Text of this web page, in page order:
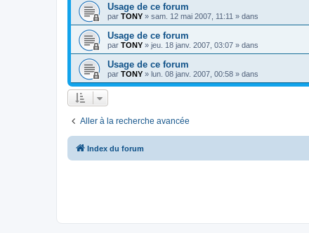
Usage de ce forum
par TONY » sam. 12 mai 2007, 11:11 » dans
Usage de ce forum
par TONY » jeu. 18 janv. 2007, 03:07 » dans
Usage de ce forum
par TONY » lun. 08 janv. 2007, 00:58 » dans
Aller à la recherche avancée
Index du forum